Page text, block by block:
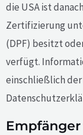
die USA ist
Zertifizierung
(DPF) besitzt
verfügt.
einschließlich